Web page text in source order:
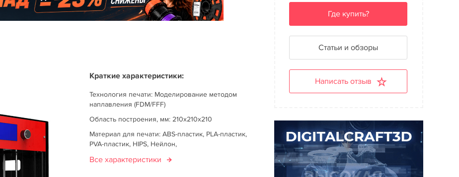
Краткие характеристики:
Технология печати: Моделирование методом
наплавления (FDM/FFF)
Область построения, мм: 210x210x210
Материал для печати: ABS-пластик, PLA-пластик,
PVA-пластик, HIPS, Нейлон,
Все характеристики
Где купить?
Статьи и обзоры
Написать отзыв